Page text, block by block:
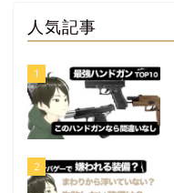
人気記事
1
2